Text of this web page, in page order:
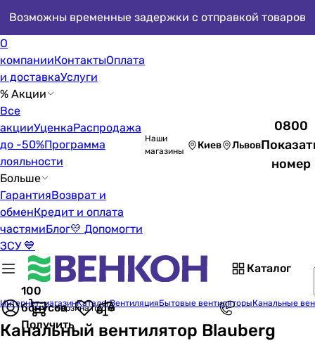
Возможны временные задержки с отправкой товаров
О
компанииКонтактыОплата
и доставкаУслуги
% Акции
Все
акцииУценкаРаспродажа
до -50%Программа
лояльности
Больше
ГарантияВозврат и
обменКредит и оплата
частямиБлог💛 Допомогти
ЗСУ 💙
Наши
магазины
Киев Львов
0800
номер
Каталог
100
бонусов
Получить
Корзина пуста
Интернет-магазинКаталогВентиляцияБытовые вентиляторыКанальные
Канальный вентилятор Blauberg